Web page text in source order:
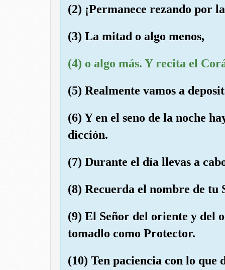
(2) ¡Permanece rezando por
(3) La mitad o algo menos,
(4) o algo más. Y recita el
(5) Realmente vamos a
(6) Y en el seno de la noche
dicción.
(7) Durante el día llevas a
(8) Recuerda el nombre de tu
(9) El Señor del oriente y del
tomadlo como Protector.
(10) Ten paciencia con lo que